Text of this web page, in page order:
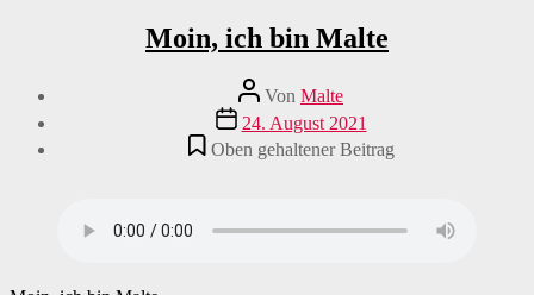
Moin, ich bin Malte
Beitragsautor
Von Malte
Veröffentlichungsdatum
24. August 2021
Oben gehaltener Beitrag